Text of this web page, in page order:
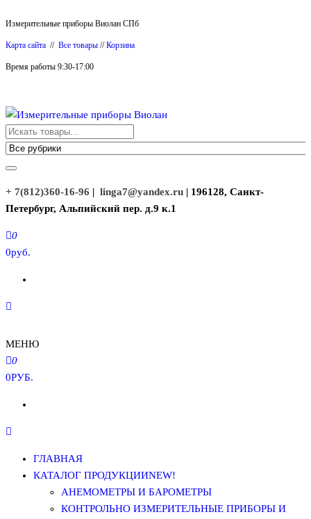
к
содержимому
Измерительные приборы Виолан СПб
Карта сайта // Все товары //Корзина
Время работы 9:30-17:00
Измерительные приборы Виолан
+ 7(812)360-16-96 | linga7@yandex.ru | 196128, Санкт-
Петербург, Альпийский пер. д.9 к.1
0
0руб.
МЕНЮ
0
0РУБ.
ГЛАВНАЯ
КАТАЛОГ ПРОДУКЦИИNEW!
АНЕМОМЕТРЫ И БАРОМЕТРЫ
КОНТРОЛЬНО ИЗМЕРИТЕЛЬНЫЕ ПРИБОРЫ И